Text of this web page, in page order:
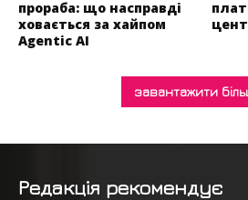
прораба: що насправді
ховається за хайпом
Agentic AI
завантажити
Редакція рекомендує